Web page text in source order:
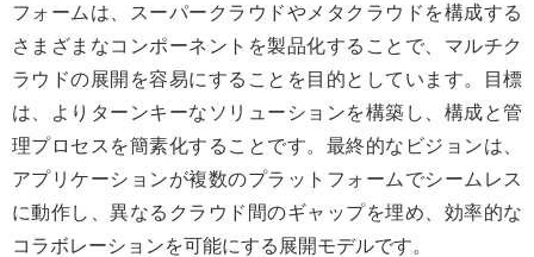
フォームは、スーパークラウドやメタクラウドを構成する
さまざまなコンポーネントを製品化することで、マルチク
ラウドの展開を容易にすることを目的としています。目標
は、よりターンキーなソリューションを構築し、構成と管
理プロセスを簡素化することです。最終的なビジョンは、
アプリケーションが複数のプラットフォームでシームレス
に動作し、異なるクラウド間のギャップを埋め、効率的な
コラボレーションを可能にする展開モデルです。